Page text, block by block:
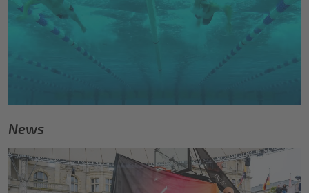
News